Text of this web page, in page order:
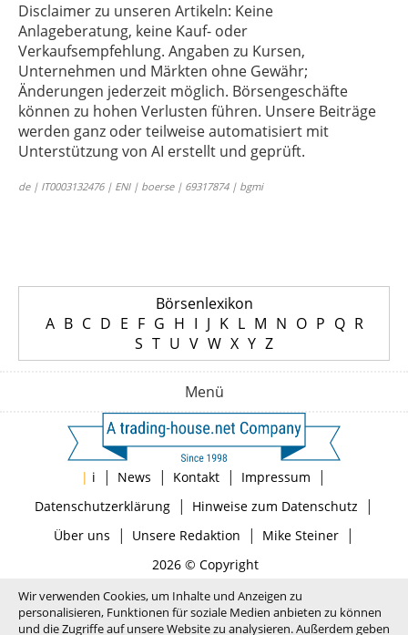
Disclaimer zu unseren Artikeln: Keine
Anlageberatung, keine Kauf- oder
Verkaufsempfehlung. Angaben zu Kursen,
Unternehmen und Märkten ohne Gewähr;
Änderungen jederzeit möglich. Börsengeschäfte
können zu hohen Verlusten führen. Unsere Beiträge
werden ganz oder teilweise automatisiert mit
Unterstützung von AI erstellt und geprüft.
de | IT0003132476 | ENI | boerse | 69317874 | bgmi
Börsenlexikon
A B C D E F G H I J K L M N O P Q R
S T U V W X Y Z
Menü
| i | News | Kontakt | Impressum |
Datenschutzerklärung| Hinweise zum Datenschutz |
Über uns | Unsere Redaktion | Mike Steiner|
2026 © Copyright
Wir verwenden Cookies, um Inhalte und Anzeigen zu
personalisieren, Funktionen für soziale Medien anbieten zu können
und die Zugriffe auf unsere Website zu analysieren. Außerdem geben